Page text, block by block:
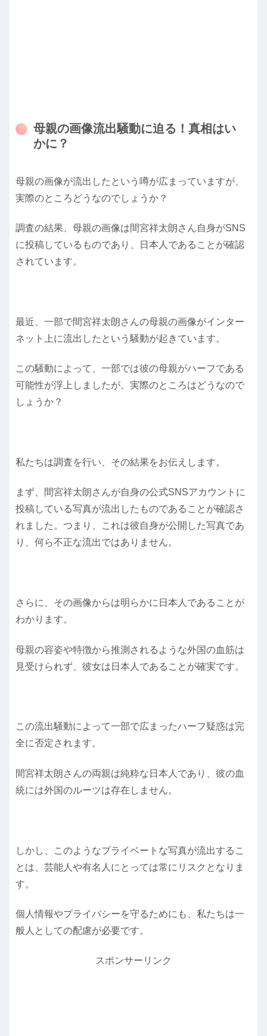
母親の画像流出騒動に迫る！真相はい
かに？
母親の画像が流出したという噂が広まっていますが、
実際のところどうなのでしょうか？
調査の結果、母親の画像は間宮祥太朗さん自身がSNS
に投稿しているものであり、日本人であることが確認
されています。
最近、一部で間宮祥太朗さんの母親の画像がインター
ネット上に流出したという騒動が起きています。
この騒動によって、一部では彼の母親がハーフである
可能性が浮上しましたが、実際のところはどうなので
しょうか？
私たちは調査を行い、その結果をお伝えします。
まず、間宮祥太朗さんが自身の公式SNSアカウントに
投稿している写真が流出したものであることが確認さ
れました。つまり、これは彼自身が公開した写真であ
り、何ら不正な流出ではありません。
さらに、その画像からは明らかに日本人であることが
わかります。
母親の容姿や特徴から推測されるような外国の血筋は
見受けられず、彼女は日本人であることが確実です。
この流出騒動によって一部で広まったハーフ疑惑は完
全に否定されます。
間宮祥太朗さんの両親は純粋な日本人であり、彼の血
統には外国のルーツは存在しません。
しかし、このようなプライベートな写真が流出するこ
とは、芸能人や有名人にとっては常にリスクとなりま
す。
個人情報やプライバシーを守るためにも、私たちは一
般人としての配慮が必要です。
スポンサーリンク